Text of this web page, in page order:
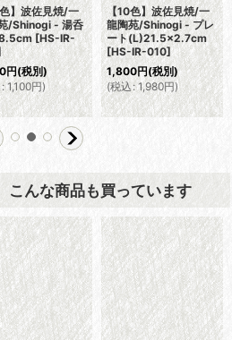
】波佐見焼/一
/Shinogi - 茶碗
[HS-
]
円(税別)
: 1,320円)
【10色】波佐見焼/一
龍陶苑/Shinogi - 茶碗
S 11×5.7cm [HS-IR-
008]
1,100円(税別)
(税込 : 1,210円)
こんな商品も買っています